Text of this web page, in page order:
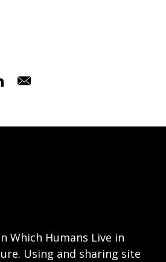
Which Humans Live in
Using and sharing site